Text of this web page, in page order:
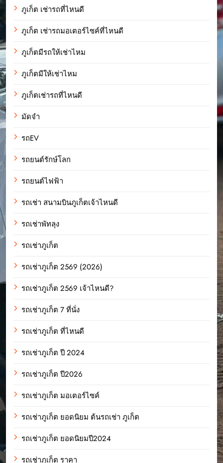
ภูเก็ต เช่ารถที่ไหนดี
ภูเก็ต เช่ารถมอเตอร์ไซค์ที่ไหนดี
ภูเก็ตมีรถให้เช่าไหม
ภูเก็ตมีให้เช่าไหม
ภูเก็ตเช่ารถที่ไหนดี
มัดจำ
รถEV
รถยนต์รักษ์โลก
รถยนต์ไฟฟ้า
รถเช่า สนามบินภูเก็ตเจ้าไหนดี
รถเช่าพัทลุง
รถเช่าภูเก็ต
รถเช่าภูเก็ต 2569 (2026)
รถเช่าภูเก็ต 2569 เจ้าไหนดี?
รถเช่าภูเก็ต 7 ที่นั่ง
รถเช่าภูเก็ต ที่ไหนดี
รถเช่าภูเก็ต ปี 2024
รถเช่าภูเก็ต ปี2026
รถเช่าภูเก็ต มอเตอร์ไซค์
รถเช่าภูเก็ต ยอดนิยม ต้นรถเช่า ภูเก็ต
รถเช่าภูเก็ต ยอดนิยมปี2024
รถเช่าภูเก็ต ราคา